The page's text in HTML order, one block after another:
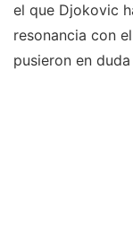
el que Djokovic
resonancia con
pusieron en